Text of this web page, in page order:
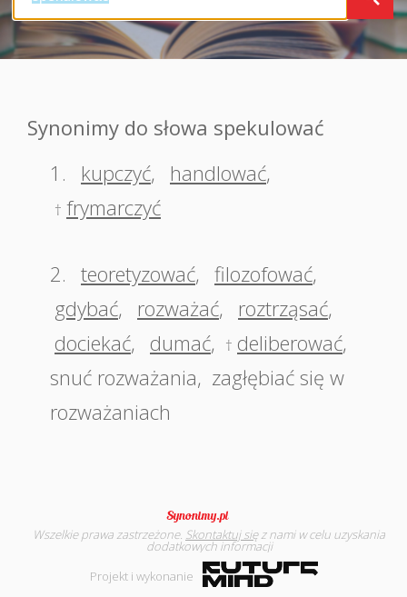
Synonimy do słowa spekulować
1.
kupczyć, handlować,
† frymarczyć
2. teoretyzować, filozofować,
gdybać, rozważać, roztrząsać,
dociekać, dumać, † deliberować,
snuć rozważania, zagłębiać się w
rozważaniach
Wszelkie prawa zastrzeżone. Skontaktuj sięz nami w celu uzyskania
dodatkowych informacji
Projekt i wykonanie